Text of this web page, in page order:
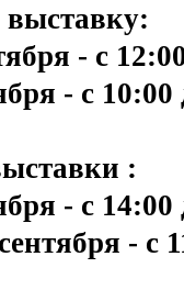
- с
- с 10:00
:
- с 14:00
- с